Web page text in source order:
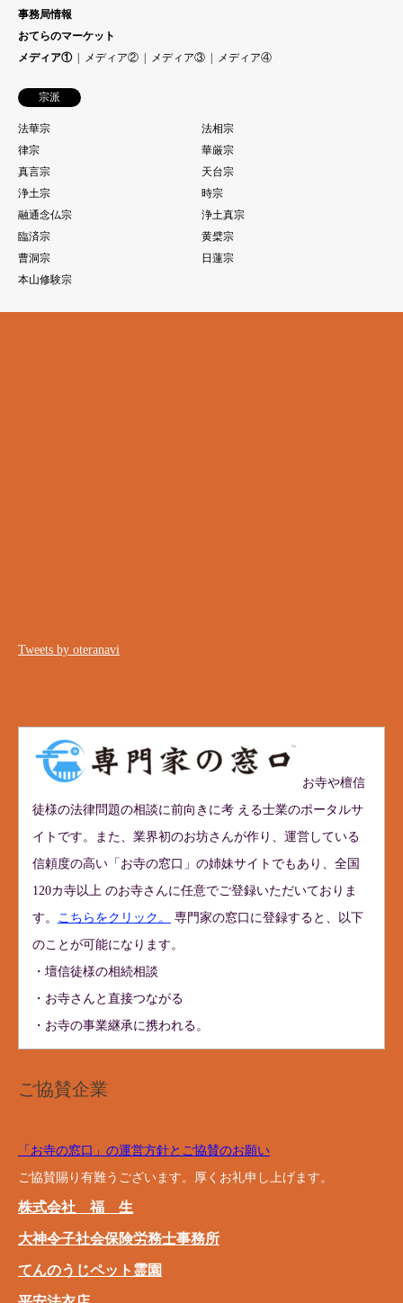
事務局情報
おてらのマーケット
メディア①
メディア② メディア③ メディア④
宗派
法華宗
法相宗
律宗
華厳宗
真言宗
天台宗
浄土宗
時宗
融通念仏宗
浄土真宗
臨済宗
黄檗宗
曹洞宗
日蓮宗
本山修験宗
Tweets by oteranavi
お寺や檀信
徒様の法律問題の相談に前向きに考 える士業のポータルサ
イトです。また、業界初のお坊さんが作り、運営している
信頼度の高い「お寺の窓口」の姉妹サイトでもあり、全国
120カ寺以上 のお寺さんに任意でご登録いただいておりま
す。
こちらをクリック。
専門家の窓口に登録すると、以下
のことが可能になります。
・壇信徒様の相続相談
・お寺さんと直接つながる
・お寺の事業継承に携われる。
ご協賛企業
「お寺の窓口」の運営方針とご協賛のお願い
ご協賛賜り有難うございます。厚くお礼申し上げます。
株式会社 福 生
大神令子社会保険労務士事務所
てんのうじペット霊園